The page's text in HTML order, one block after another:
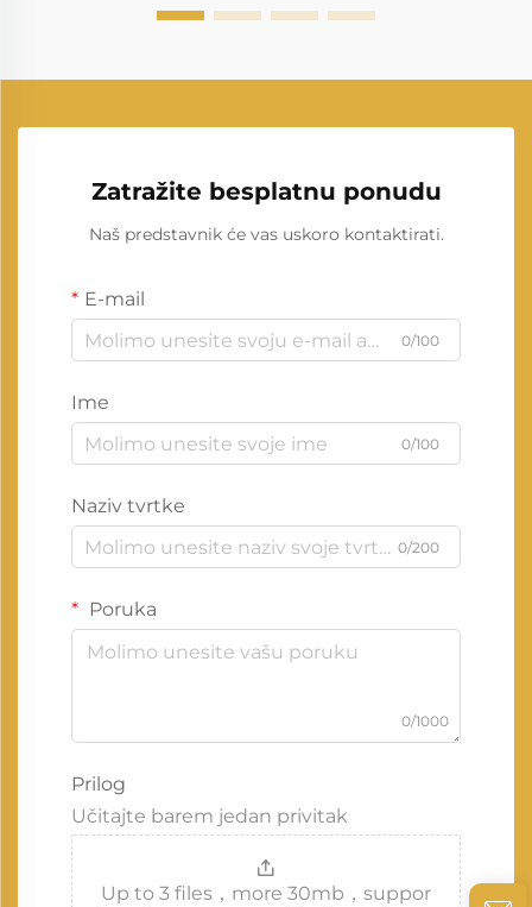
Zatražite besplatnu ponudu
Naš predstavnik će vas uskoro kontaktirati.
E-mail
0/100
Ime
0/100
Naziv tvrtke
0/200
Poruka
0/1000
Prilog
Učitajte barem jedan privitak
Up to 3 files，more 30mb，suppor